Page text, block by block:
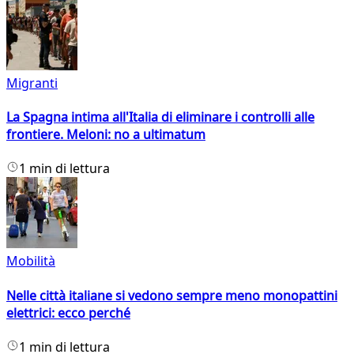
Migranti
La Spagna intima all'Italia di eliminare i controlli alle
frontiere. Meloni: no a ultimatum
1 min di lettura
Mobilità
Nelle città italiane si vedono sempre meno monopattini
elettrici: ecco perché
1 min di lettura